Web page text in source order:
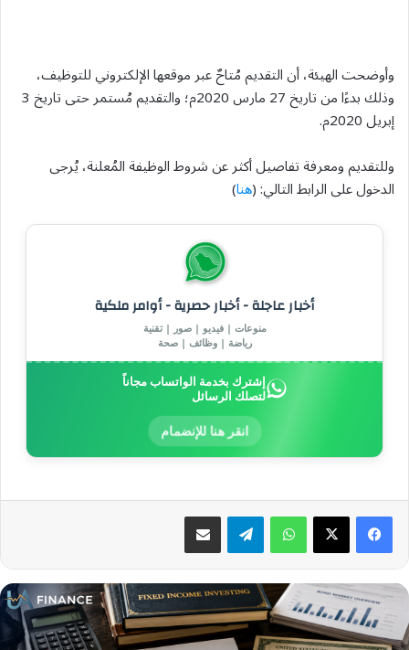
وأوضحت الهيئة، أن التقديم مُتاحٌ عبر موقعها الإلكتروني للتوظيف،
وذلك بدءًا من تاريخ 27 مارس 2020م؛ والتقديم مُستمر حتى تاريخ 3
إبريل 2020م.
وللتقديم ومعرفة تفاصيل أكثر عن شروط الوظيفة المُعلنة، يُرجى
الدخول على الرابط التالي: (هنا)
أخبار عاجلة - أخبار حصرية - أوامر ملكية
منوعات | فيديو | صور | تقنية
رياضة | وظائف | صحة
إشترك بخدمة الواتساب مجاناً
لتصلك الرسائل
انقر هنا للإنضمام
واتسابتيلقرام مشاركة عبر البريد